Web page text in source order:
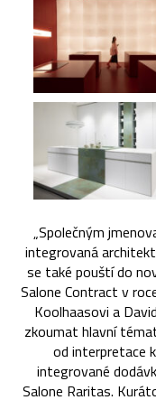
„Společným
integrovaná
se také pouští do
Salone Contract v
Koolhaasovi a
zkoumat hlavní
od interpretace
integrované
Salone Raritas.